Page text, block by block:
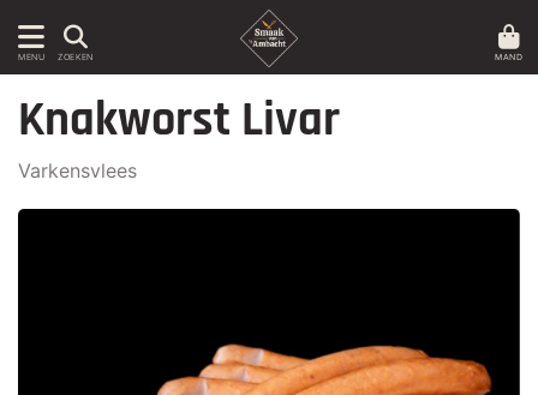
MENU ZOEKEN MAND
Knakworst Livar
Varkensvlees